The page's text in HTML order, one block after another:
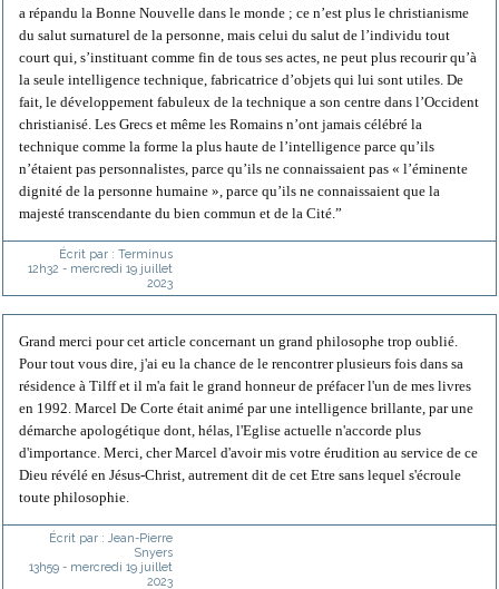
a répandu la Bonne Nouvelle dans le monde ; ce n’est plus le christianisme
du salut surnaturel de la personne, mais celui du salut de l’individu tout
court qui, s’instituant comme fin de tous ses actes, ne peut plus recourir qu’à
la seule intelligence technique, fabricatrice d’objets qui lui sont utiles. De
fait, le développement fabuleux de la technique a son centre dans l’Occident
christianisé. Les Grecs et même les Romains n’ont jamais célébré la
technique comme la forme la plus haute de l’intelligence parce qu’ils
n’étaient pas personnalistes, parce qu’ils ne connaissaient pas « l’éminente
dignité de la personne humaine », parce qu’ils ne connaissaient que la
majesté transcendante du bien commun et de la Cité.”
Écrit par : Terminus
12h32 - mercredi 19 juillet
2023
Grand merci pour cet article concernant un grand philosophe trop oublié.
Pour tout vous dire, j'ai eu la chance de le rencontrer plusieurs fois dans sa
résidence à Tilff et il m'a fait le grand honneur de préfacer l'un de mes livres
en 1992. Marcel De Corte était animé par une intelligence brillante, par une
démarche apologétique dont, hélas, l'Eglise actuelle n'accorde plus
d'importance. Merci, cher Marcel d'avoir mis votre érudition au service de ce
Dieu révélé en Jésus-Christ, autrement dit de cet Etre sans lequel s'écroule
toute philosophie.
Écrit par : Jean-Pierre
Snyers
13h59- mercredi 19 juillet
2023